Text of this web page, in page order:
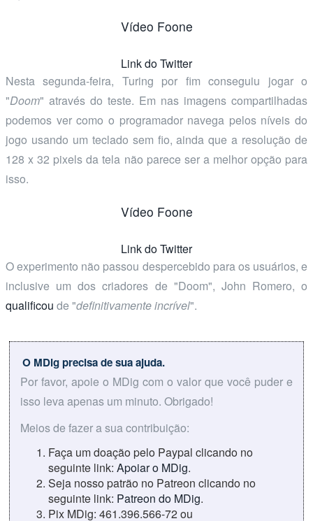
Vídeo Foone
Link do Twitter
Nesta segunda-feira, Turing por fim conseguiu jogar o
"Doom" através do teste. Em nas imagens compartilhadas
podemos ver como o programador navega pelos níveis do
jogo usando um teclado sem fio, ainda que a resolução de
128 x 32 pixels da tela não parece ser a melhor opção para
isso.
Vídeo Foone
Link do Twitter
O experimento não passou despercebido para os usuários, e
inclusive um dos criadores de "Doom", John Romero, o
qualificou de "definitivamente incrível".
O MDig precisa de sua ajuda.
Por favor, apoie o MDig com o valor que você puder e
isso leva apenas um minuto. Obrigado!
Meios de fazer a sua contribuição:
Faça um doação pelo Paypal clicando no
seguinte link: Apoiar o MDig.
Seja nosso patrão no Patreon clicando no
seguinte link: Patreon do MDig.
Pix MDig: 461.396.566-72 ou